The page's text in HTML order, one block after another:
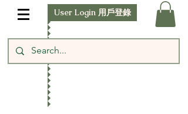
User Login 用戶登錄